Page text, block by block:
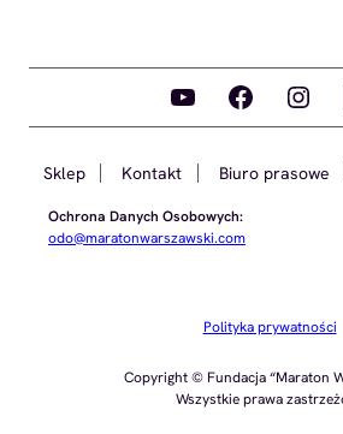
YouTube Facebook Instagram
Sklep Kontakt Biuro prasowe
Ochrona Danych Osobowych:
odo@maratonwarszawski.com
Polityka prywatności
Copyright © Fundacja “Maraton
Wszystkie prawa